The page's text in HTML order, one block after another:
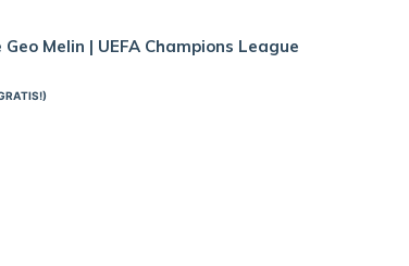
Melin | UEFA Champions League